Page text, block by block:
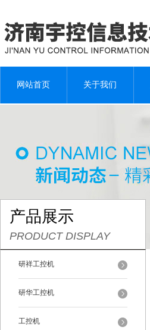
网站首页 关于我们
产品展示
PRODUCT DISPLAY
研祥工控机
研华工控机
工控机